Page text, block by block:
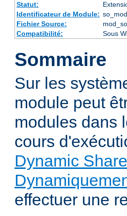
Statut:
Identificateur de Module:
Fichier Source:
Compatibilité:
Sous
Sommaire
Sur les
module peut
modules dans
cours
Dynamic
effectuer une